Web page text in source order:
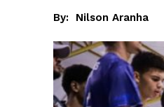
By: Nilson Aranha